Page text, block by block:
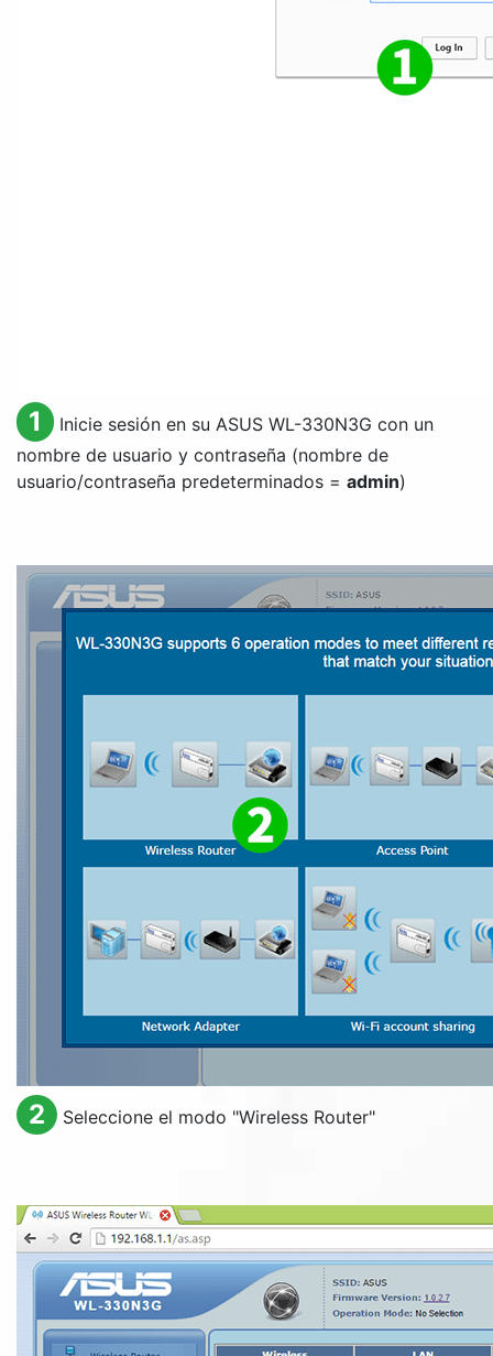
1
Inicie sesión en su ASUS WL-330N3G con un
nombre de usuario y contraseña (nombre de
usuario/contraseña predeterminados = admin)
2 Seleccione el modo "Wireless Router"